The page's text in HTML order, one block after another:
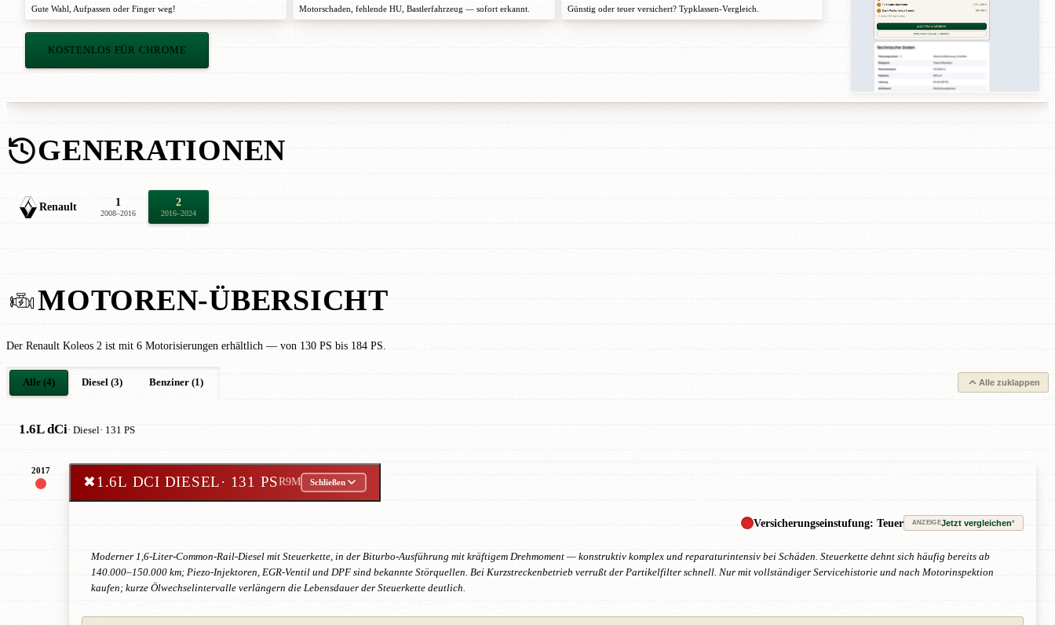
Gute Wahl Aufpassen oder Finger weg! Motorschaden, fehlende HU, Bastlerfahrzeug — sofort erkannt. Günstig oder teuer versichert? Typklassen-Vergleich.
KOSTENLOS FÜR CHROME
GENERATIONEN
Renault 1
2008–2016
2
2016–2024
MOTOREN-ÜBERSICHT
Der Renault Koleos 2 ist mit 6 Motorisierungen erhältlich — von 130 PS bis 184 PS.
Alle (4) Diesel (3) Benziner (1) Alle zuklappen
1.6L dCi· Diesel· 131 PS
2017
✖1.6L DCI DIESEL· 131 PSR9M Schließen
Versicherungseinstufung: Teuer ANZEIGEJetzt vergleichen*
Moderner 1,6-Liter-Common-Rail-Diesel mit Steuerkette, in der Biturbo-Ausführung mit kräftigem Drehmoment — konstruktiv komplex und reparaturintensiv bei Schäden. Steuerkette dehnt sich häufig bereits ab
140.000–150.000 km; Piezo-Injektoren, EGR-Ventil und DPF sind bekannte Störquellen. Bei Kurzstreckenbetrieb verrußt der Partikelfilter schnell. Nur mit vollständiger Servicehistorie und nach Motorinspektion
kaufen; kurze Ölwechselintervalle verlängern die Lebensdauer der Steuerkette deutlich.